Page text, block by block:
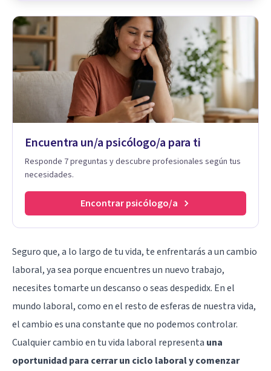
Encuentra un/a psicólogo/a para ti
Responde 7 preguntas y descubre profesionales según tus
necesidades.
Encontrar psicólogo/a
Seguro que, a lo largo de tu vida, te enfrentarás a un cambio
laboral, ya sea porque encuentres un nuevo trabajo,
necesites tomarte un descanso o seas despedidx. En el
mundo laboral, como en el resto de esferas de nuestra vida,
el cambio es una constante que no podemos controlar.
Cualquier cambio en tu vida laboral representa una
oportunidad para cerrar un ciclo laboral y comenzar